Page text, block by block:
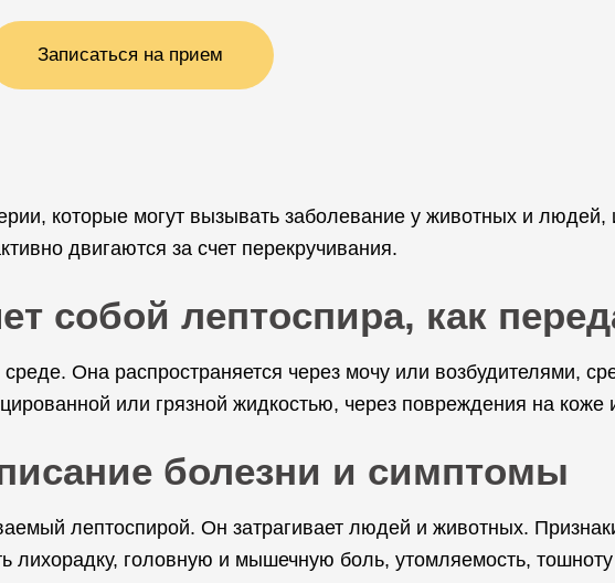
Записаться на прием
которые могут вызывать заболевание у животных и людей,
двигаются за счет перекручивания.
собой лептоспира, как
Она распространяется через мочу или возбудителями,
или грязной жидкостью, через повреждения на коже
болезни и симптомы
лептоспирой. Он затрагивает людей и животных.
лихорадку, головную и мышечную боль, утомляемость, тошноту